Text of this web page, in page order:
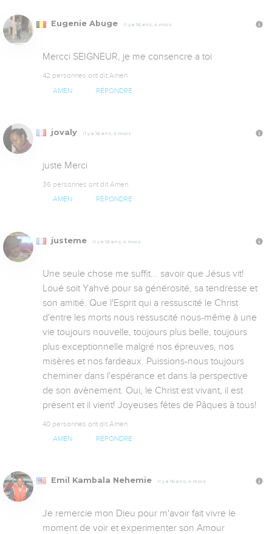
Eugenie Abuge Il y a 16 ans, 4 mois
Mercci SEIGNEUR, je me consencre a toi
42 personnes ont dit Amen
AMEN RÉPONDRE
jovaly Il y a 16 ans, 4 mois
juste Merci
36 personnes ont dit Amen
AMEN RÉPONDRE
justeme Il y a 16 ans, 4 mois
Une seule chose me suffit... savoir que Jésus vit!
Loué soit Yahvé pour sa générosité, sa tendresse et
son amitié. Que l'Esprit qui a ressuscité le Christ
d'entre les morts nous ressuscité nous-même à une
vie toujours nouvelle, toujours plus belle, toujours
plus exceptionnelle malgré nos épreuves, nos
misères et nos fardeaux. Puissions-nous toujours
cheminer dans l'espérance et dans la perspective
de son avènement. Oui, le Christ est vivant, il est
présent et il vient! Joyeuses fêtes de Pâques à tous!
40 personnes ont dit Amen
AMEN RÉPONDRE
Emil Kambala Nehemie Il y a 16 ans, 4 mois
Je remercie mon Dieu pour m'avoir fait vivre le
moment de voir et experimenter son Amour